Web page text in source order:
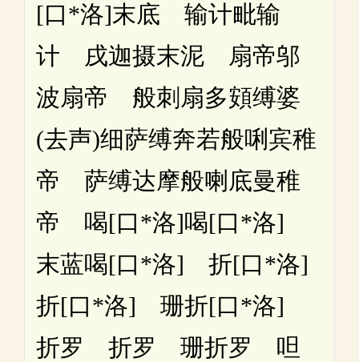
[口*洛]末底 输计毗输
计 戌迦摄末泥 扇帝邬
波扇帝 般刺扇多頞缚婆
(去声)细萨缚奔若般唎宾稚
帝 萨缚达摩般喇底曼稚
帝 喝[口*洛]喝[口*洛]
末蓝喝[口*洛] 折[口*洛]
折[口*洛] 珊折[口*洛]
折罗 折罗 珊折罗 呾